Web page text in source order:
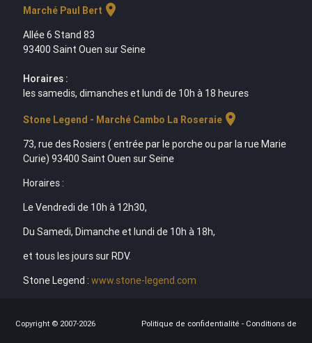
Marché Paul Bert location_on
Allée 6 Stand 83
93400 Saint Ouen sur Seine
Horaires :
les samedis, dimanches et lundi de 10h à 18 heures
Stone Legend - Marché Cambo La Roseraielocation_on
73, rue des Rosiers ( entrée par le porche ou par la rue Marie
Curie) 93400 Saint Ouen sur Seine
Horaires :
Le Vendredi de 10h à 12h30,
Du Samedi, Dimanche et lundi de 10h à 18h,
et tous les jours sur RDV.
Stone Legend : www.stone-legend.com
Copyright © 2007-2026 Politique de confidentialité - Conditions de